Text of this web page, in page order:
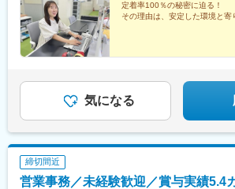
定着率100％の秘密に迫る！
その理由は、安定した環境と寄
気になる
締切間近
営業事務／未経験歓迎／賞与実績5.4